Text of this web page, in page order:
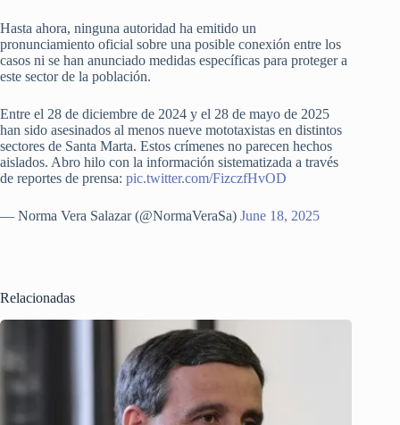
Hasta ahora, ninguna autoridad ha emitido un
pronunciamiento oficial sobre una posible conexión entre los
casos ni se han anunciado medidas específicas para proteger a
este sector de la población.
Entre el 28 de diciembre de 2024 y el 28 de mayo de 2025
han sido asesinados al menos nueve mototaxistas en distintos
sectores de Santa Marta. Estos crímenes no parecen hechos
aislados. Abro hilo con la información sistematizada a través
de reportes de prensa: pic.twitter.com/FizczfHvOD
— Norma Vera Salazar (@NormaVeraSa) June 18, 2025
Relacionadas